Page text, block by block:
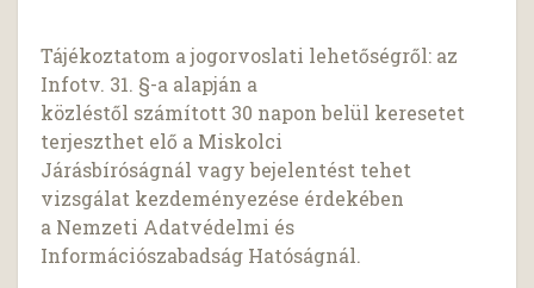
Tájékoztatom a jogorvoslati lehetőségről: az
Infotv. 31. §-a alapján a
közléstől számított 30 napon belül keresetet
terjeszthet elő a Miskolci
Járásbíróságnál vagy bejelentést tehet
vizsgálat kezdeményezése érdekében
a Nemzeti Adatvédelmi és
Információszabadság Hatóságnál.